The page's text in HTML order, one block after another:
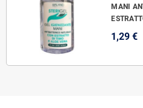
MANI
1,29 €